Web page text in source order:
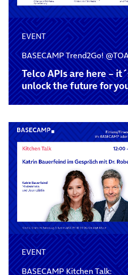
EVENT
BASECAMP Trend2Go!
Telco APIs are here –
unlock the future for
EVENT
BASECAMP Kitchen Talk: